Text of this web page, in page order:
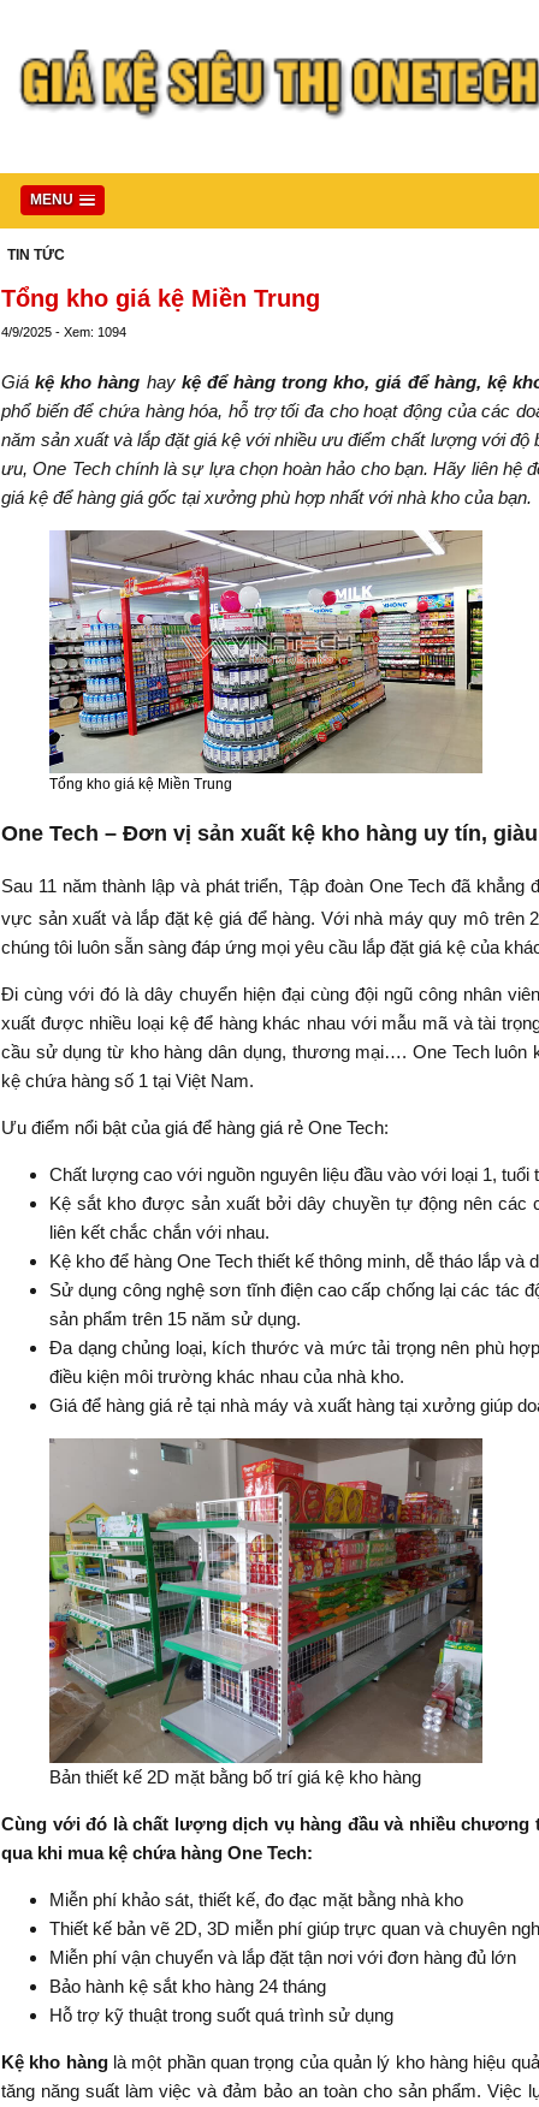
MENU
TIN TỨC
Tổng kho giá kệ Miền Trung
4/9/2025 - Xem: 1094
Giá kệ kho hàng hay kệ để hàng trong kho, giá để hàng, kệ
phổ biến để chứa hàng hóa, hỗ trợ tối đa cho hoạt động của các
năm sản xuất và lắp đặt giá kệ với nhiều ưu điểm chất lượng với độ
ưu, One Tech chính là sự lựa chọn hoàn hảo cho bạn. Hãy liên hệ
giá kệ để hàng giá gốc tại xưởng phù hợp nhất với nhà kho của bạn.
Tổng kho giá kệ Miền Trung
One Tech – Đơn vị sản xuất kệ kho hàng uy tín,
Sau 11 năm thành lập và phát triển, Tập đoàn One Tech đã
vực sản xuất và lắp đặt kệ giá để hàng. Với nhà máy quy mô trên
chúng tôi luôn sẵn sàng đáp ứng mọi yêu cầu lắp đặt giá kệ của
Đi cùng với đó là dây chuyển hiện đại cùng đội ngũ công nhân
xuất được nhiều loại kệ để hàng khác nhau với mẫu mã và tài
cầu sử dụng từ kho hàng dân dụng, thương mại…. One Tech luôn
kệ chứa hàng số 1 tại Việt Nam.
Ưu điểm nổi bật của giá để hàng giá rẻ One Tech:
Chất lượng cao với nguồn nguyên liệu đầu vào với loại 1, tuổi
Kệ sắt kho được sản xuất bởi dây chuyền tự động nên
liên kết chắc chắn với nhau.
Kệ kho để hàng One Tech thiết kế thông minh, dễ tháo lắp và
Sử dụng công nghệ sơn tĩnh điện cao cấp chống lại các tác
sản phẩm trên 15 năm sử dụng.
Đa dạng chủng loại, kích thước và mức tải trọng nên phù
điều kiện môi trường khác nhau của nhà kho.
Giá để hàng giá rẻ tại nhà máy và xuất hàng tại xưởng giúp
Bản thiết kế 2D mặt bằng bố trí giá kệ kho hàng
Cùng với đó là chất lượng dịch vụ hàng đầu và nhiều chương
qua khi mua kệ chứa hàng One Tech:
Miễn phí khảo sát, thiết kế, đo đạc mặt bằng nhà kho
Thiết kế bản vẽ 2D, 3D miễn phí giúp trực quan và chuyên
Miễn phí vận chuyển và lắp đặt tận nơi với đơn hàng đủ lớn
Bảo hành kệ sắt kho hàng 24 tháng
Hỗ trợ kỹ thuật trong suốt quá trình sử dụng
Kệ kho hànglà một phần quan trọng của quản lý kho hàng hiệu
tăng năng suất làm việc và đảm bảo an toàn cho sản phẩm. Việc